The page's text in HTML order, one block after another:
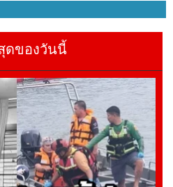
ดของวันนี้